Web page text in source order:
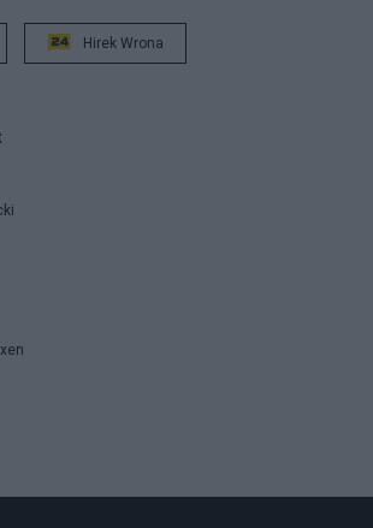
Hirek Wrona